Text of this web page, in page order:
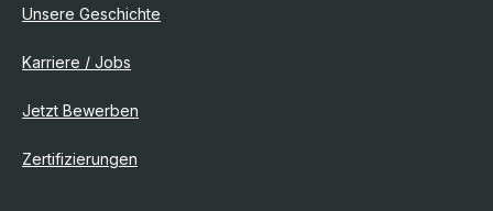
Unsere Geschichte
Karriere / Jobs
Jetzt Bewerben
Zertifizierungen